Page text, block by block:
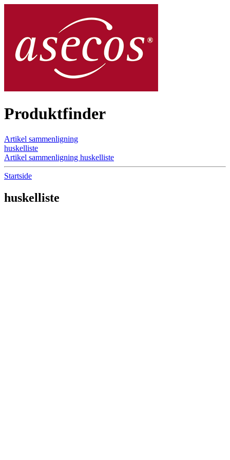
Produktfinder
Artikel sammenligning
huskelliste
Artikel sammenligning huskelliste
Startside
huskelliste